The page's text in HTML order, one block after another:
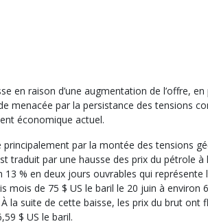
en raison d’une augmentation de l’offre,
menacée par la persistance des tensions
économique actuel.
principalement par la montée des tensions
traduit par une hausse des prix du pétrole à
% en deux jours ouvrables qui
mois de 75 $ US le baril le 20 juin à environ
la suite de cette baisse, les prix du brut ont
$ US le baril.